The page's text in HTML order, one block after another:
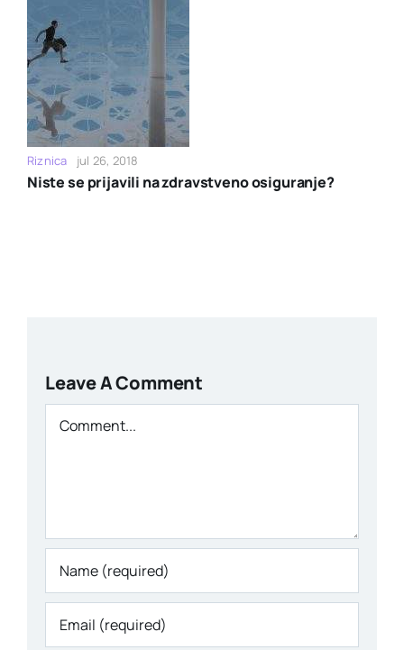
Riznica jul 26, 2018
Niste se prijavili na zdravstveno osiguranje?
Leave A Comment
Comment